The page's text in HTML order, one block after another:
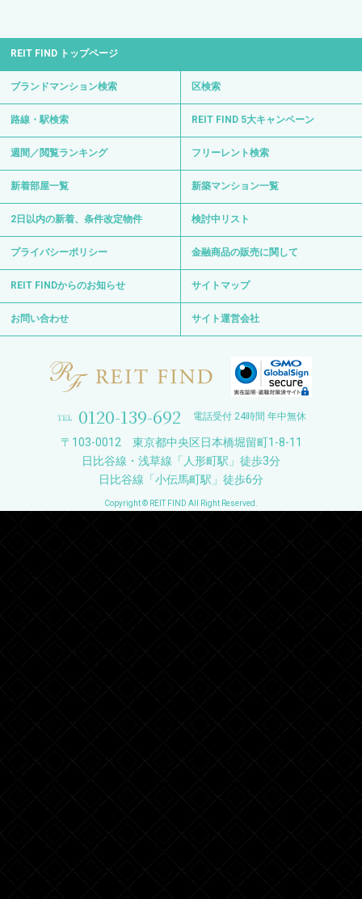
REIT FIND トップページ
ブランドマンション検索 区検索
路線・駅検索 REIT FIND 5大キャンペーン
週間／閲覧ランキング フリーレント検索
新着部屋一覧 新築マンション一覧
2日以内の新着、条件改定物件 検討中リスト
プライバシーポリシー 金融商品の販売に関して
REIT FINDからのお知らせ サイトマップ
お問い合わせ サイト運営会社
0120-139-692 電話受付 24時間 年中無休
〒103-0012 東京都中央区日本橋堀留町1-8-11
日比谷線・浅草線「人形町駅」徒歩3分
日比谷線「小伝馬町駅」徒歩6分
Copyright © REIT FIND All Right Reserved.